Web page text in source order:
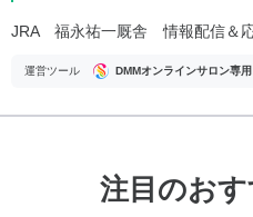
JRA 福永祐一厩舎 情報配信＆応
運営ツール DMMオンラインサロン専
注目のお